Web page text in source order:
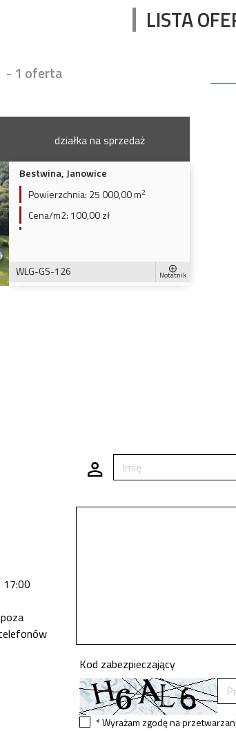
LISTA
- 1 oferta
działka na sprzedaż
Bestwina, Janowice
Powierzchnia: 25 000,00 m2
Cena/m2: 100,00 zł
WLG-GS-126 Notatnik
17:00
Kod zabezpieczający
* Wyrażam zgodę na